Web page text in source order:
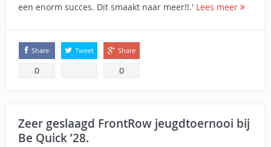
een enorm succes. Dit smaakt naar meer!!.' Lees meer
Share
0
Tweet Share
0
Zeer geslaagd FrontRow jeugdtoernooi bij
Be Quick ’28.